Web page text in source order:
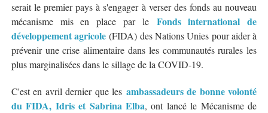
serait le premier pays à s'engager à verser des fonds au nouveau
mécanisme mis en place par le Fonds international de
développement agricole (FIDA) des Nations Unies pour aider à
prévenir une crise alimentaire dans les communautés rurales les
plus marginalisées dans le sillage de la COVID-19.
C'est en avril dernier que les ambassadeurs de bonne volonté
du FIDA, Idris et Sabrina Elba, ont lancé le Mécanisme de